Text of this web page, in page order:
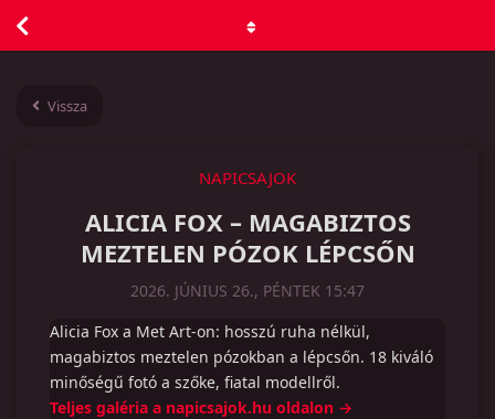
Vissza
NAPICSAJOK
ALICIA FOX – MAGABIZTOS
MEZTELEN PÓZOK LÉPCSŐN
2026. JÚNIUS 26., PÉNTEK 15:47
Alicia Fox a Met Art-on: hosszú ruha nélkül,
magabiztos meztelen pózokban a lépcsőn. 18 kiváló
minőségű fotó a szőke, fiatal modellről.
Teljes galéria a napicsajok.hu oldalon →